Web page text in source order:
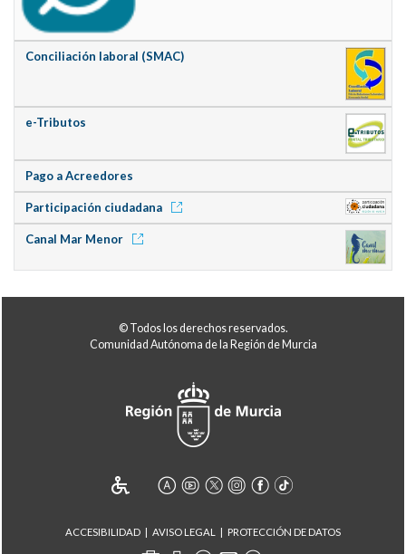
Conciliación laboral (SMAC)
e-Tributos
Pago a Acreedores
Participación ciudadana
Canal Mar Menor
© Todos los derechos reservados.
Comunidad Autónoma de la Región de Murcia
ACCESIBILIDAD AVISO LEGAL PROTECCIÓN DE DATOS